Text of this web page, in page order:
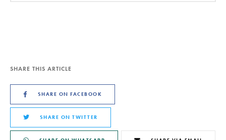
SHARE THIS ARTICLE
SHARE ON FACEBOOK
SHARE ON TWITTER